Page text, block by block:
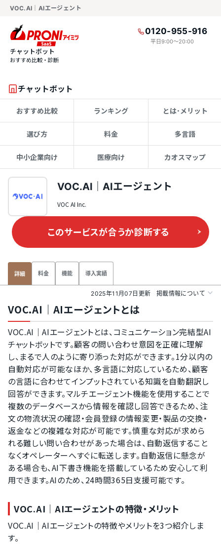
VOC.AI｜AIエージェント
0120-955-916
平日9:00〜20:00
チャットボット
おすすめ比較・診断
チャットボット
おすすめ比較 ランキング とは･メリット
選び方 料金 多言語
中小企業向け 医療向け カオスマップ
VOC.AI｜AIエージェント
VOC AI Inc.
このサービスが合うか診断する
詳細 料金 機能 導入実績
2025年11月07日更新 掲載情報について
VOC.AI｜AIエージェントとは
VOC.AI｜AIエージェントとは、コミュニケーション完結型AI
チャットボットです。顧客の問い合わせ意図を正確に理解
し、まるで人のように寄り添った対応ができます。1分以内の
自動対応が可能なほか、多言語に対応しているため、顧客
の言語に合わせてインプットされている知識を自動翻訳し
回答ができます。マルチエージェント機能を使用することで
複数のデータベースから情報を確認し回答できるため、注
文の物流状況の確認・会員登録の情報変更・製品の交換・
返金などの複雑な対応が可能です。慎重な対応が求めら
れる難しい問い合わせがあった場合は、自動返信すること
なくオペレーターへすぐに転送します。自動返信に懸念が
ある場合も、AI下書き機能を搭載しているため安心して利
用できます。AIのため、24時間365日支援可能です。
VOC.AI｜AIエージェントの特徴・メリット
VOC.AI｜AIエージェントの特徴やメリットを3つ紹介しま
す。